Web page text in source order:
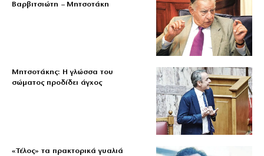
Βαρβιτσιώτη – Μητσοτάκη
Μητσοτάκης: Η γλώσσα του
σώματος προδίδει άγχος
«Τέλος» τα πρακτορικά γυαλιά